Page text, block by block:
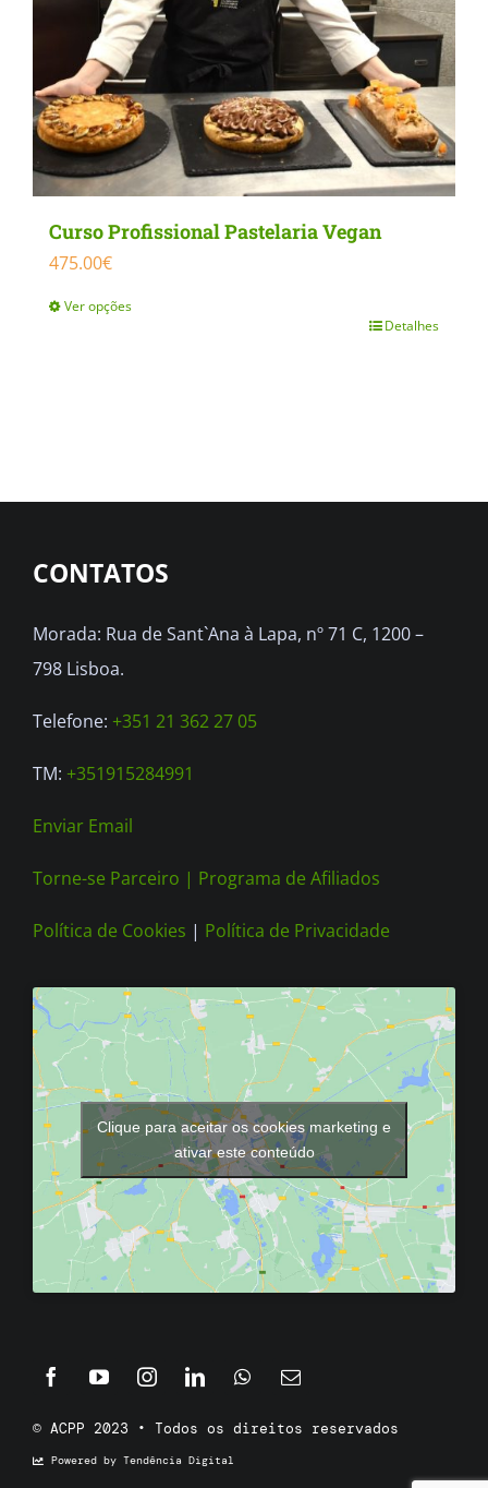
Curso Profissional Pastelaria Vegan
475.00€
Ver opções
The
may
chosen
on
the
page
Detalhes
CONTATOS
Morada: Rua de Sant`Ana à Lapa, nº 71 C, 1200 –
798 Lisboa.
Telefone: +351 21 362 27 05
TM: +351915284991
Enviar Email
Torne-se Parceiro | Programa de Afiliados
Política de Cookies | Política de Privacidade
Clique para aceitar os cookies marketing e
ativar este conteúdo
© ACPP 2023 • Todos os direitos reservados
Powered by Tendência Digital